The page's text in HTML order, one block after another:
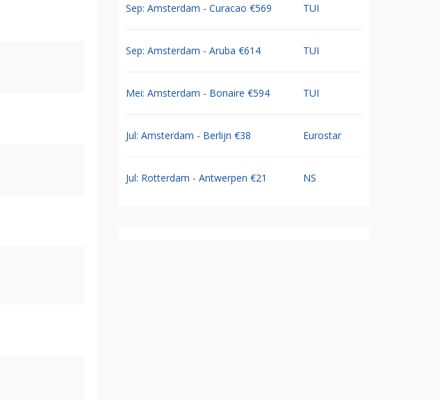
Sep: Amsterdam - Curacao €569 TUI
Sep: Amsterdam - Aruba €614 TUI
Mei: Amsterdam - Bonaire €594 TUI
Jul: Amsterdam - Berlijn €38 Eurostar
Jul: Rotterdam - Antwerpen €21 NS